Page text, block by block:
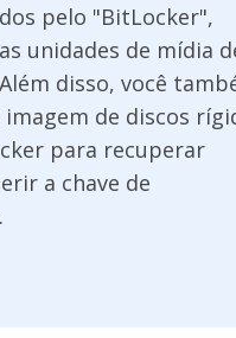
pelo "BitLocker",
unidades de mídia
disso, você
de discos
para recuperar
a chave de